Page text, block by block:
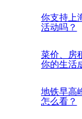
你支持上
活动吗？
菜价、房
你的生活
地铁早高
怎么看？